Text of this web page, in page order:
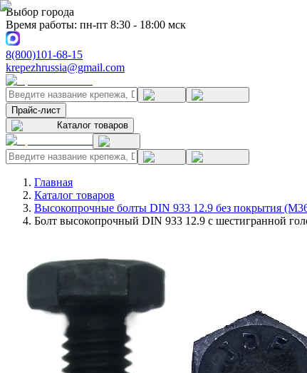
Выбор города
Время работы: пн-пт 8:30 - 18:00 мск
8(800)101-68-15
krepezhrussia@gmail.com
Прайс-лист
Каталог товаров
Главная
Каталог товаров
Высокопрочные болты DIN 933 12.9 без покрытия
Болт высокопрочный DIN 933 12.9 с шестигранной